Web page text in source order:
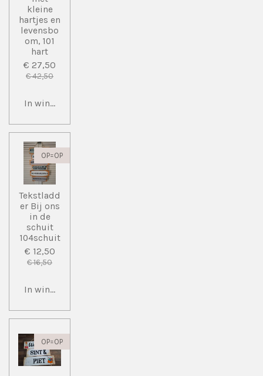
kleine
hartjes en
levensbo
om, 101
hart
€ 27,50
€ 42,50
In winkelwagen
OP=OP
Tekstladd
er Bij ons
in de
schuit
104schuit
€ 12,50
€ 16,50
In winkelwagen
OP=OP